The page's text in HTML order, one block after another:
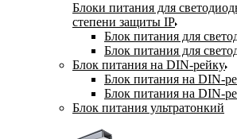
Блоки питания для
степени защиты IP
Блок питания для
Блок питания для
Блок питания на DIN-рейку
Блок питания на DIN-
Блок питания на DIN-
Блок питания ультратонкий